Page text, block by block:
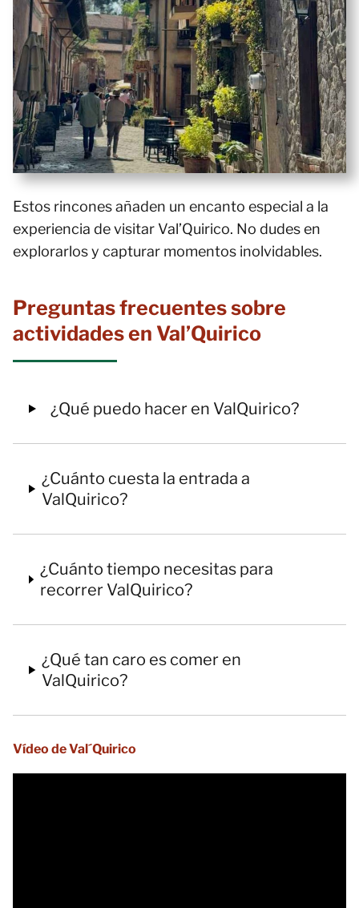
Estos rincones añaden un encanto especial a la
experiencia de visitar Val’Quirico. No dudes en
explorarlos y capturar momentos inolvidables.
Preguntas frecuentes sobre
actividades en Val’Quirico
¿Qué puedo hacer en ValQuirico?
¿Cuánto cuesta la entrada a
ValQuirico?
¿Cuánto tiempo necesitas para
recorrer ValQuirico?
¿Qué tan caro es comer en
ValQuirico?
Vídeo de Val´Quirico